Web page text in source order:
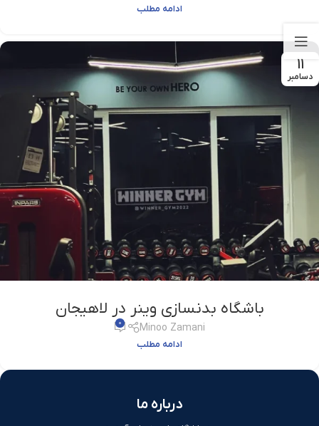
ادامه مطلب
11
دسامبر
باشگاه بدنسازی وینر در لاهیجان
Minoo Zamani
0
ادامه مطلب
درباره ما